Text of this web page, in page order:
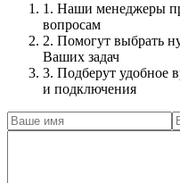
1. Наши менеджеры
вопросам
2. Помогут выбрать
Ваших задач
3. Подберут удобное
и подключения